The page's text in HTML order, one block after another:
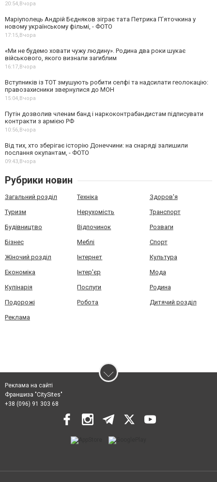
20:54,Вчора
Маріуполець Андрій Бєдняков зіграє тата Петрика П’яточкина у
новому українському фільмі, - ФОТО
17:15,Вчора
«Ми не будемо ховати чужу людину». Родина два роки шукає
військового, якого визнали загиблим
16:17,Вчора
Вступників із ТОТ змушують робити селфі та надсилати геолокацію:
правозахисники звернулися до МОН
15:04,Вчора
Путін дозволив членам банд і наркоконтрабандистам підписувати
контракти з армією РФ
10:56,Вчора
Від тих, хто зберігає історію Донеччини: на снаряді залишили
послання окупантам, - ФОТО
09:43,Вчора
Рубрики новин
Загальний розділ Техніка Здоров'я
Туризм Нерухомість Транспорт
Будівництво Відпочинок Розваги
Бізнес Меблі Спорт
Жіночий розділ Інтернет Культура
Економіка Інтер'єр Мода
Кулінарія Послуги Родина
Подорожі Робота Дитячий розділ
Реклама
Реклама на сайті
Франшиза "CitySites"
+38 (096) 91 303 68